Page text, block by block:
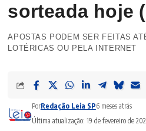
sorteada hoje
APOSTAS PODEM SER FEITAS
LOTÉRICAS OU PELA INTERNET
Última atualização: 19 de fevereiro de
PorRedação Leia SP6 meses atrás